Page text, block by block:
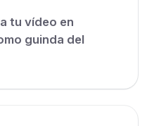
tu vídeo en
guinda del